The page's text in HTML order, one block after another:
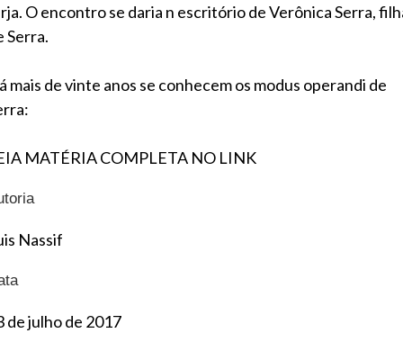
O encontro se daria n escritório de Verônica Serra,
Serra.
mais de vinte anos se conhecem os modus operandi de
MATÉRIA COMPLETA NO LINK
Nassif
de julho de 2017